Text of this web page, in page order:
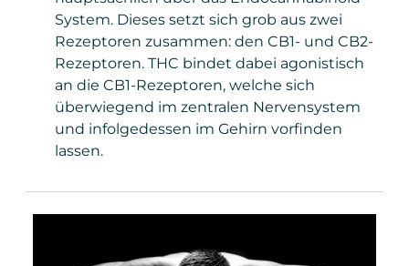
System. Dieses setzt sich grob aus zwei
Rezeptoren zusammen: den CB1- und CB2-
Rezeptoren. THC bindet dabei agonistisch
an die CB1-Rezeptoren, welche sich
überwiegend im zentralen Nervensystem
und infolgedessen im Gehirn vorfinden
lassen.